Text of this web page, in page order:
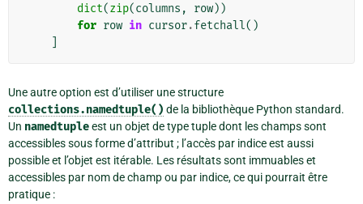
dict(zip(columns , row))
for row in cursor.fetchall()
Une autre option est d’utiliser une structure
collections.namedtuple() de la bibliothèque Python standard.
Un namedtupleest un objet de type tuple dont les champs sont
accessibles sous forme d’attribut ; l’accès par indice est aussi
possible et l’objet est itérable. Les résultats sont immuables et
accessibles par nom de champ ou par indice, ce qui pourrait être
pratique :